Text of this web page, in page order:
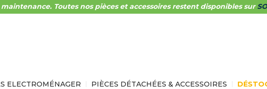
Toutes nos pièces et accessoires restent disponibles sur
ELECTROMÉNAGER PIÈCES DÉTACHÉES & ACCESSOIRES